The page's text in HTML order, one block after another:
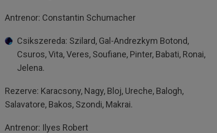
Antrenor: Constantin Schumacher
Csikszereda: Szilard, Gal-Andrezkym Botond,
Csuros, Vita, Veres, Soufiane, Pinter, Babati, Ronai,
Jelena.
Rezerve: Karacsony, Nagy, Bloj, Ureche, Balogh,
Salavatore, Bakos, Szondi, Makrai.
Antrenor: Ilyes Robert